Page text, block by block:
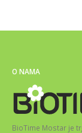
O NAMA
BioTime Mostar je